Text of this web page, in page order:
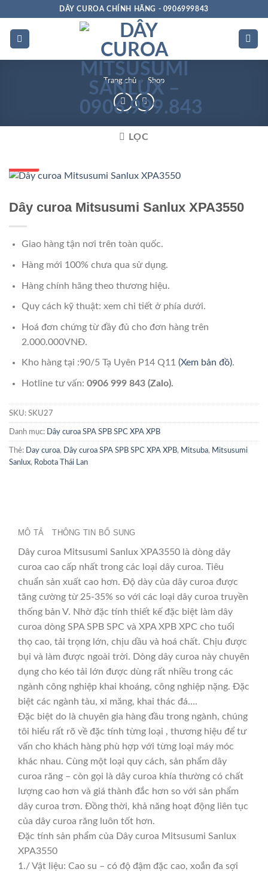
dung
DÂY CUROA CHÍNH HÃNG - 0906999843
Trang chủ » Shop
LỌC
Dây curoa Mitsusumi Sanlux XPA3550
Giao hàng tận nơi trên toàn quốc.
Hàng mới 100% chưa qua sử dụng.
Hàng chính hãng theo thương hiệu.
Quy cách kỹ thuật: xem chi tiết ở phía dưới.
Hoá đơn chứng từ đầy đủ cho đơn hàng trên
2.000.000VNĐ.
Kho hàng tại :90/5 Tạ Uyên P14 Q11 (Xem bản đồ).
Hotline tư vấn: 0906 999 843 (Zalo).
SKU: SKU27
Danh mục: Dây curoa SPA SPB SPC XPA XPB
Thẻ: Day curoa, Dây curoa SPA SPB SPC XPA XPB, Mitsuba, Mitsusumi
Sanlux, Robota Thái Lan
MÔ TẢ THÔNG TIN BỔ SUNG
Dây curoa Mitsusumi Sanlux XPA3550 là dòng dây
curoa cao cấp nhất trong các loại dây curoa. Tiêu
chuẩn sản xuất cao hơn. Độ dày của dây curoa được
tăng cường từ 25-35% so với các loại dây curoa truyền
thống bản V. Nhờ đặc tính thiết kế đặc biệt làm dây
curoa dòng SPA SPB SPC và XPA XPB XPC cho tuổi
thọ cao, tải trọng lớn, chịu dầu và hoá chất. Chịu được
bụi và làm được ngoài trời. Dòng dây curoa này chuyên
dụng cho kéo tải lớn được dùng rất nhiều trong các
ngành công nghiệp khai khoáng, công nghiệp nặng. Đặc
biệt các ngành tàu, xi măng, khai thác đá….
Đặc biệt do là chuyên gia hàng đầu trong ngành, chúng
tôi hiểu rất rõ về đặc tính từng loại , thương hiệu để tư
vấn cho khách hàng phù hợp với từng loại máy móc
khác nhau. Cùng một loại quy cách, sản phẩm dây
curoa răng – còn gọi là dây curoa khía thường có chất
lượng cao hơn và giá thành đắc hơn so với sản phẩm
dây curoa trơn. Đồng thời, khả năng hoạt động liên tục
của dây curoa răng luôn tốt hơn.
Đặc tính sản phẩm của Dây curoa Mitsusumi Sanlux
XPA3550
1./ Vật liệu: Cao su – có độ đậm đặc cao, xoắn đa sợi